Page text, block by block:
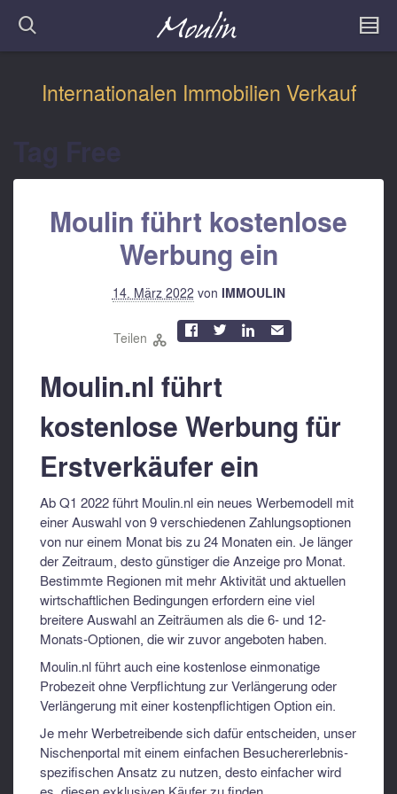
Internationalen Immobilien Verkauf
Moulin führt kostenlose
Werbung ein
14. März 2022 von IMMOULIN
Teilen 
   ✉
Moulin.nl führt
kostenlose Werbung für
Erstverkäufer ein
Ab Q1 2022 führt Moulin.nl ein neues Werbemodell mit
einer Auswahl von 9 verschiedenen Zahlungsoptionen
von nur einem Monat bis zu 24 Monaten ein. Je länger
der Zeitraum, desto günstiger die Anzeige pro Monat.
Bestimmte Regionen mit mehr Aktivität und aktuellen
wirtschaftlichen Bedingungen erfordern eine viel
breitere Auswahl an Zeiträumen als die 6- und 12-
Monats-Optionen, die wir zuvor angeboten haben.
Moulin.nl führt auch eine kostenlose einmonatige
Probezeit ohne Verpflichtung zur Verlängerung oder
Verlängerung mit einer kostenpflichtigen Option ein.
Je mehr Werbetreibende sich dafür entscheiden, unser
Nischenportal mit einem einfachen Besuchererlebnis-
spezifischen Ansatz zu nutzen, desto einfacher wird